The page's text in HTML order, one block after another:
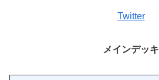
Twitter
メインデッキ